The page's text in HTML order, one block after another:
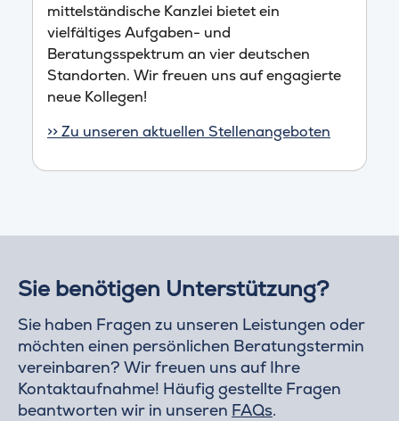
mittelständische Kanzlei bietet ein
vielfältiges Aufgaben- und
Beratungsspektrum an vier deutschen
Standorten. Wir freuen uns auf engagierte
neue Kollegen!
>> Zu unseren aktuellen Stellenangeboten
Sie benötigen Unterstützung?
Sie haben Fragen zu unseren Leistungen oder
möchten einen persönlichen Beratungstermin
vereinbaren? Wir freuen uns auf Ihre
Kontaktaufnahme! Häufig gestellte Fragen
beantworten wir in unseren FAQs.